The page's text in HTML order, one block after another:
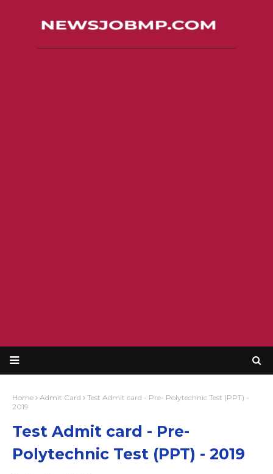
Home Admit Card
Test Admit card - Pre- Polytechnic Test (PPT) -
2019
Test Admit card - Pre-
Polytechnic Test (PPT) - 2019